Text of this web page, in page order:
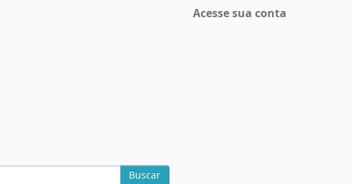
Acesse sua conta
Buscar